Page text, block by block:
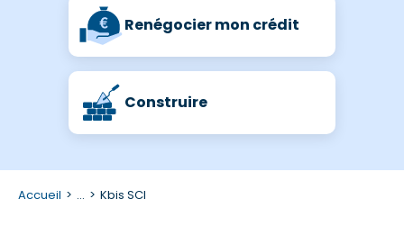
Renégocier mon crédit
Construire
Accueil ... Kbis SCI